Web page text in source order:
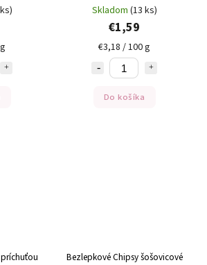
Skladom (13 ks)
€1,59
€3,18 / 100 g
Do košíka
Bezlepkové Chipsy šošovicové